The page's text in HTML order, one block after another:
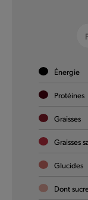
Big news :
Énergie
Protéines
Graisses
Graisses
Glucides
Dont